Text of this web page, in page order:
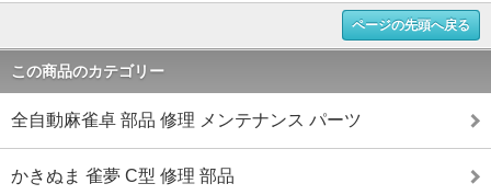
ページの先頭へ戻る
この商品のカテゴリー
全自動麻雀卓 部品 修理 メンテナンス パーツ
かきぬま 雀夢 C型 修理 部品